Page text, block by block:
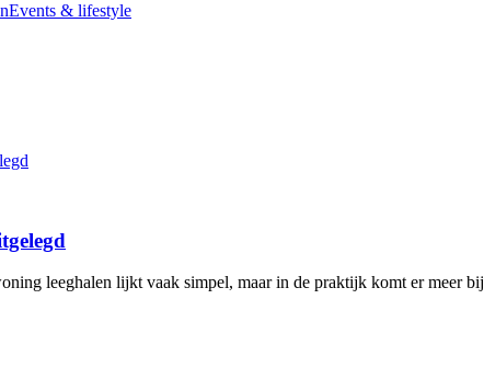
Events & lifestyle
leeghalen lijkt vaak simpel, maar in de praktijk komt er meer